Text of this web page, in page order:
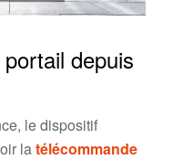
depuis
le dispositif
latélécommande